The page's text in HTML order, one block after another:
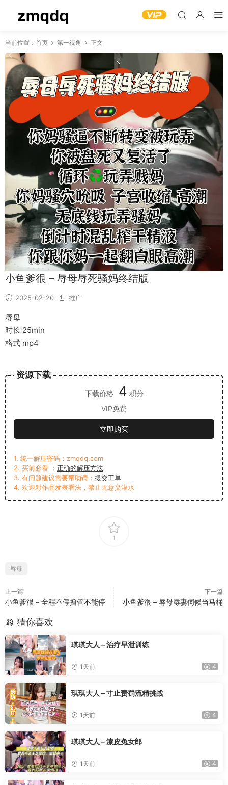
当前位置： 首页 第一视角 正文
小鱼爹很 – 辱母辱死骚妈终结版
2025-02-20 推广
辱母
时长 25min
格式 mp4
资源下载
下载价格 4 积分
VIP免费
立即购买
1. 统一解压密码：zmqdq.com
2. 买前必看 ： 正确的解压方法
3. 有问题建议需要帮助请： 提交工单
4. 欢迎对作品发表看法，禁止无意义灌水
1
辱母
上一篇
小鱼爹很 – 全程不停撸管不能停
下一篇
小鱼爹很 – 辱母辱妻伺候当马桶
猜你喜欢
琪琪大人 – 治疗早泄训练
1天前 4
琪琪大人 – 寸止责罚流精挑战
1天前 4
琪琪大人 – 漆皮兔女郎
1天前 4